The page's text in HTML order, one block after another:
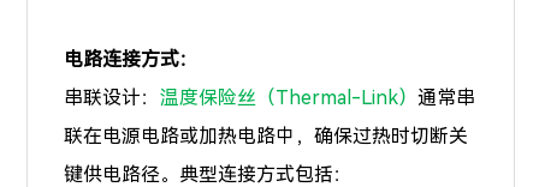
电路连接方式：
串联设计：温度保险丝（Thermal-Link）通常串
联在电源电路或加热电路中，确保过热时切断关
键供电路径。典型连接方式包括：